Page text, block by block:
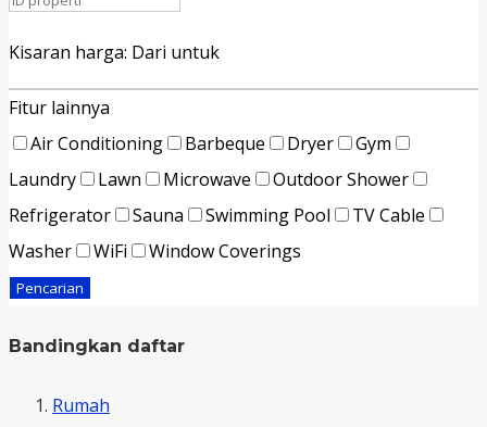
Kisaran harga: Dari untuk
Fitur lainnya
Air Conditioning
Barbeque Dryer
Gym
Laundry
Lawn Microwave
Outdoor Shower
Refrigerator
Sauna Swimming Pool
TV Cable
Washer
WiFi Window Coverings
Pencarian
Bandingkan daftar
Rumah